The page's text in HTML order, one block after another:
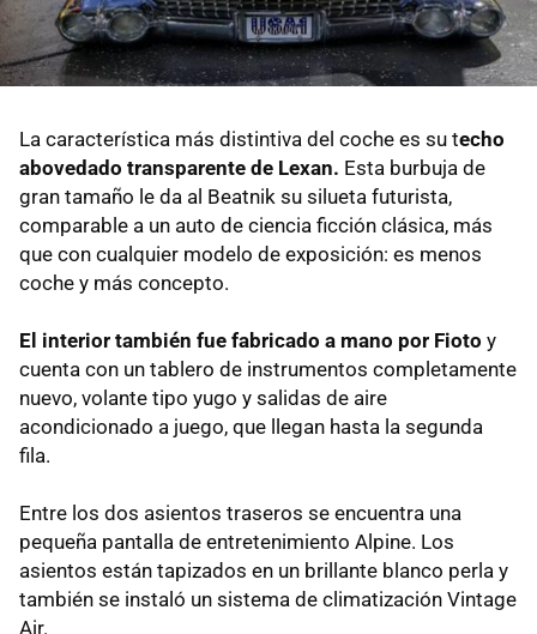
La característica más distintiva del coche es su techo
abovedado transparente de Lexan. Esta burbuja de
gran tamaño le da al Beatnik su silueta futurista,
comparable a un auto de ciencia ficción clásica, más
que con cualquier modelo de exposición: es menos
coche y más concepto.
El interior también fue fabricado a mano por Fioto y
cuenta con un tablero de instrumentos completamente
nuevo, volante tipo yugo y salidas de aire
acondicionado a juego, que llegan hasta la segunda
fila.
Entre los dos asientos traseros se encuentra una
pequeña pantalla de entretenimiento Alpine. Los
asientos están tapizados en un brillante blanco perla y
también se instaló un sistema de climatización Vintage
Air.